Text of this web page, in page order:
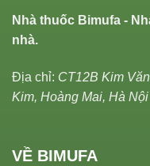
Nhà thuốc Bimufa -
nhà.
Địa chỉ: CT12B Kim
Kim, Hoàng Mai, Hà Nội
VỀ BIMUFA